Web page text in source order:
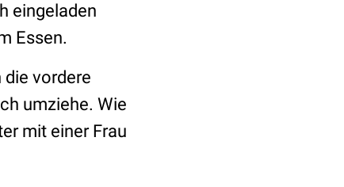
eingeladen
Essen.
vordere
umziehe. Wie
mit einer Frau